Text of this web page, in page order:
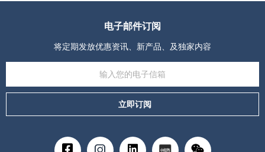
电子邮件订阅
将定期发放优惠资讯、新产品、及独家内容
立即订阅